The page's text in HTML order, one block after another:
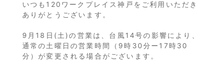
いつも120ワークプレイス神戸をご利用いただき
ありがとうございます。
9月18日(土)の営業は、台風14号の影響により、
通常の土曜日の営業時間（9時30分ー17時30
分）が変更される場合がございます。